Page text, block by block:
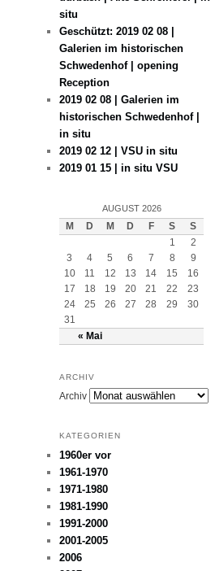
situ
Geschützt: 2019 02 08 |
Galerien im historischen
Schwedenhof | opening
Reception
2019 02 08 | Galerien im
historischen Schwedenhof |
in situ
2019 02 12 | VSU in situ
2019 01 15 | in situ VSU
AUGUST 2026
M D M D F S S
« Mai
1
2
3
4 5 6 7 8
9
10
11 12 13 14 15
16
17
18 19 20 21 22
23
24
25 26 27 28 29
30
31
ARCHIV
Archiv
KATEGORIEN
1960er vor
1961-1970
1971-1980
1981-1990
1991-2000
2001-2005
2006